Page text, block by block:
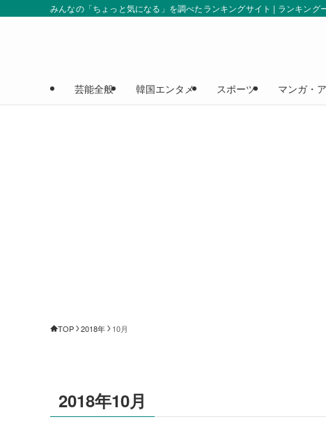
みんなの「ちょっと気になる」を調べたランキングサイト | ランキング
芸能全般 韓国エンタメ スポーツ マンガ・
TOP 2018年 10月
2018年10月